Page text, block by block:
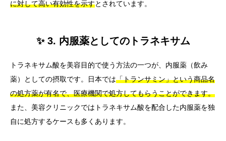
に対して高い有効性を示すとされています。
✨ 3. 内服薬としてのトラネキサム
トラネキサム酸を美容目的で使う方法の一つが、内服薬（飲み
薬）としての摂取です。日本では「トランサミン」という商品名
の処方薬が有名で、医療機関で処方してもらうことができます。
また、美容クリニックではトラネキサム酸を配合した内服薬を独
自に処方するケースも多くあります。